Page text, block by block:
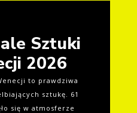
Sztuki
2026
to prawdziwa
sztukę. 61
się w atmosferze